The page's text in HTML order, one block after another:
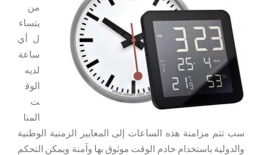
من
يتساء
ل أي
ساعة
لديه
الوق
ت
المنا
سب تتم مزامنة هذه الساعات إلى المعايير الزمنية الوطنية
والدولية باستخدام خادم الوقت موثوق بها وآمنة ويمكن التحكم